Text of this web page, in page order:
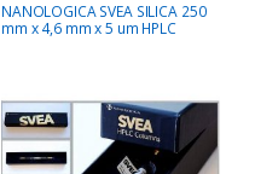
NANOLOGICA SVEA SILICA 250
mm x 4,6 mm x 5 um HPLC